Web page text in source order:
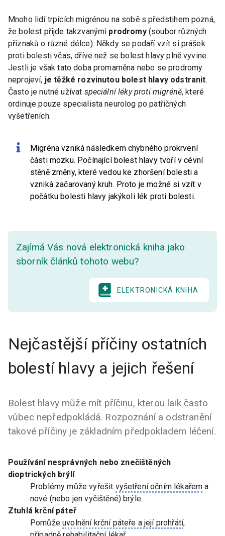
Mnoho lidí trpících migrénou na sobě s předstihem pozná,
že bolest přijde takzvanými prodromy(soubor různých
příznaků o různé délce). Někdy se podaří vzít si prášek
proti bolesti včas, dříve než se bolest hlavy plně vyvine.
Jestli je však tato doba promarněna nebo se prodromy
neprojeví, je těžké rozvinutou bolest hlavy odstranit.
Často je nutné užívat speciální léky proti migréně, které
ordinuje pouze specialista neurolog po patřičných
vyšetřeních.
Migréna vzniká následkem chybného prokrvení
části mozku. Počínající bolest hlavy tvoří v cévní
stěně změny, které vedou ke zhoršení bolesti a
vzniká začarovaný kruh. Proto je možné si vzít v
počátku bolesti hlavy jakýkoli lék proti bolesti.
Zajímá Vás nová elektronická kniha jako
sborník článků tohoto webu?
ELEKTRONICKÁ KNIHA
Nejčastější příčiny ostatních
bolestí hlavy a jejich řešení
Bolest hlavy může mít příčinu, kterou laik často
vůbec nepředpokládá. Rozpoznání a odstranění
takové příčiny je základním předpokladem léčení.
Používání nesprávných nebo znečištěných
dioptrických brýlí
Problémy může vyřešit vyšetření očním lékařem a
nové (nebo jen vyčištěné) brýle.
Ztuhlá krční páteř
Pomůžeuvolnění krční páteře a její prohřátí,